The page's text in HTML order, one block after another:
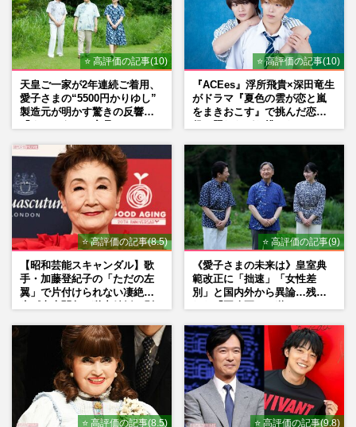
⭐ 高評価の記事(10)
天皇ご一家が2年連続ご着用、
愛子さまの“5500円かりゆし”
製造元が明かす驚きの反響
⭐ 高評価の記事(10)
『ACEes』浮所飛貴×深田竜生
がドラマ『夏色の雲が恋と嵐
をまきおこす』で挑んだ恋人
⭐ 高評価の記事(8.5)
【昭和芸能スキャンダル】歌
手・加藤登紀子の「ただの左
翼」で片付けられない凄絶半
⭐ 高評価の記事(9)
《愛子さまの未来は》皇室典
範改正に「拙速」「女性差
別」と国内外から異論…残さ
⭐ 高評価の記事(8.5) ⭐ 高評価の記事(9.8)